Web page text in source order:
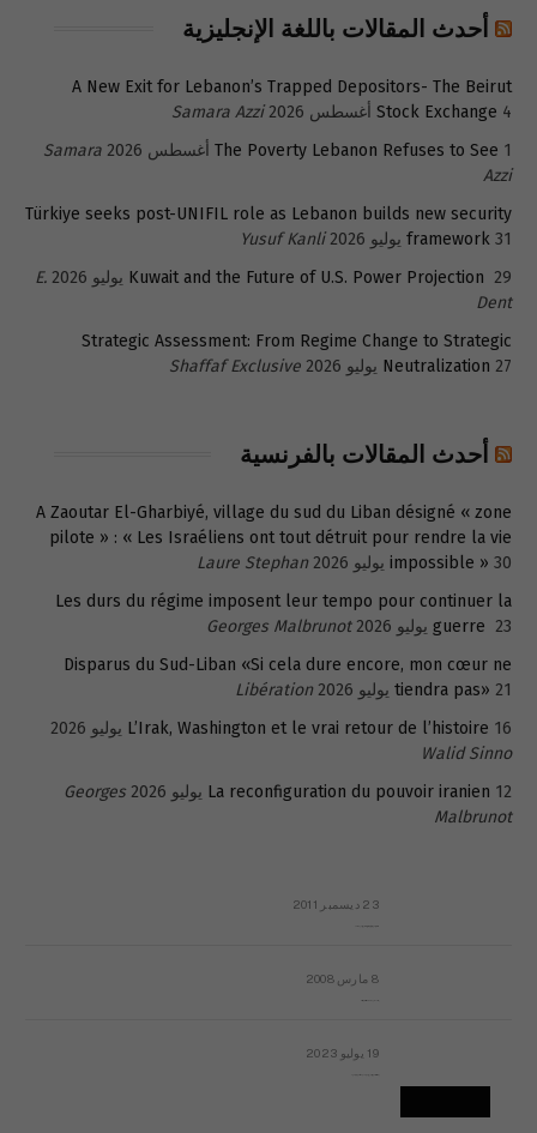
أحدث المقالات باللغة الإنجليزية
A New Exit for Lebanon’s Trapped Depositors- The Beirut
Stock Exchange 4 أغسطس 2026
Samara Azzi
The Poverty Lebanon Refuses to See 1 أغسطس 2026
Samara
Azzi
Türkiye seeks post-UNIFIL role as Lebanon builds new security
framework 31 يوليو 2026
Yusuf Kanli
Kuwait and the Future of U.S. Power Projection 29 يوليو 2026
E.
Dent
Strategic Assessment: From Regime Change to Strategic
Neutralization 27 يوليو 2026 Shaffaf Exclusive
أحدث المقالات بالفرنسية
A Zaoutar El-Gharbiyé, village du sud du Liban désigné « zone
pilote » : « Les Israéliens ont tout détruit pour rendre la vie
impossible » 30 يوليو 2026
Laure Stephan
Les durs du régime imposent leur tempo pour continuer la
guerre 23 يوليو 2026
Georges Malbrunot
Disparus du Sud-Liban «Si cela dure encore, mon cœur ne
tiendra pas» 21 يوليو 2026
Libération
L’Irak, Washington et le vrai retour de l’histoire 16 يوليو 2026
Walid Sinno
La reconfiguration du pouvoir iranien 12 يوليو 2026
Georges
Malbrunot
23 ديسمبر 2011
8 مارس 2008
19 يوليو 2023